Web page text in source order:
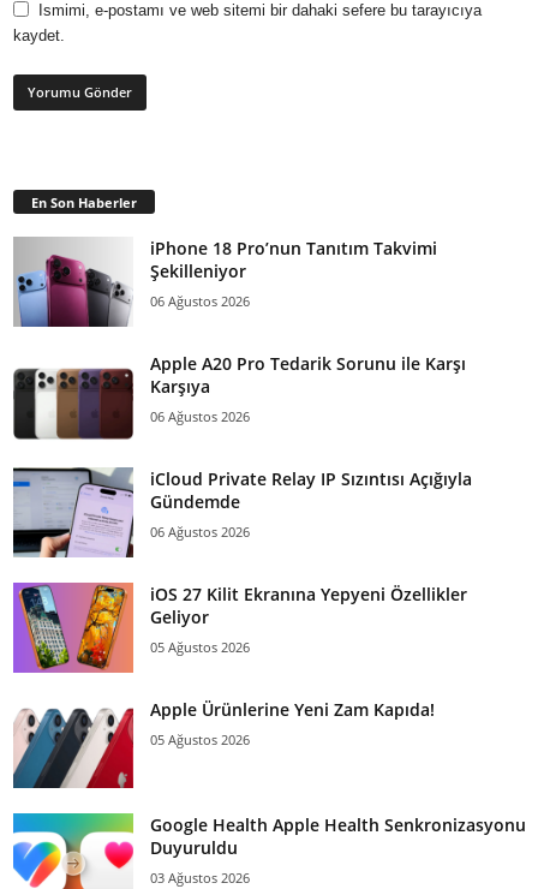
Ismimi, e-postamı ve web sitemi bir dahaki sefere bu tarayıcıya
kaydet.
En Son Haberler
iPhone 18 Pro’nun Tanıtım Takvimi
Şekilleniyor
06 Ağustos 2026
Apple A20 Pro Tedarik Sorunu ile Karşı
Karşıya
06 Ağustos 2026
iCloud Private Relay IP Sızıntısı Açığıyla
Gündemde
06 Ağustos 2026
iOS 27 Kilit Ekranına Yepyeni Özellikler
Geliyor
05 Ağustos 2026
Apple Ürünlerine Yeni Zam Kapıda!
05 Ağustos 2026
Google Health Apple Health Senkronizasyonu
Duyuruldu
03 Ağustos 2026